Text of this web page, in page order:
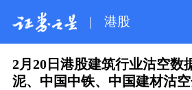
| 港股
2月20日港股建筑行业沽空数
泥、中国中铁、中国建材沽